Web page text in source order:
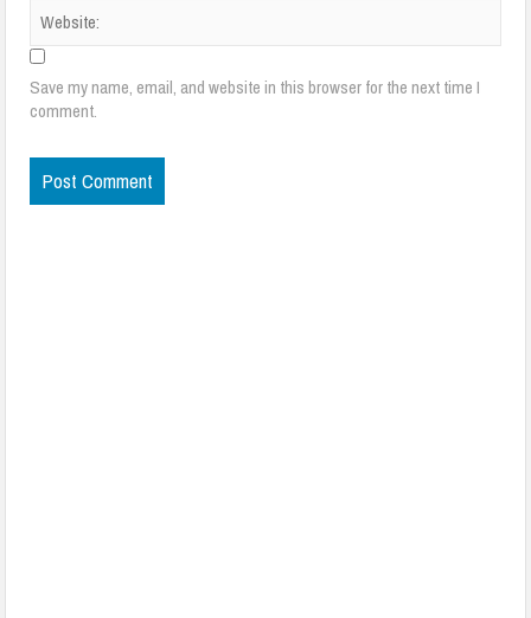
Save my name, email, and website in this browser for the next time I
comment.